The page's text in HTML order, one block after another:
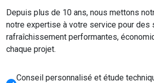
Depuis plus de 10 ans, nous mettons
notre expertise à votre service pour des
rafraîchissement performantes,
chaque projet.
Conseil personnalisé et étude